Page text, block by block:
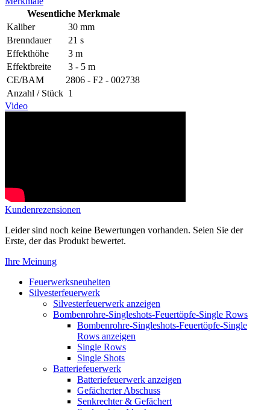
Wesentliche Merkmale
Kaliber
30 mm
Brenndauer
21 s
Effekthöhe
3 m
Effektbreite
3 - 5 m
CE/BAM
2806 - F2 - 002738
Anzahl / Stück 1
Video
Kundenrezensionen
Leider sind noch keine Bewertungen vorhanden. Seien Sie der
Erste, der das Produkt bewertet.
Ihre Meinung
Feuerwerksneuheiten
Silvesterfeuerwerk
Silvesterfeuerwerk anzeigen
Bombenrohre-Singleshots-Feuertöpfe-Single Rows
Bombenrohre-Singleshots-Feuertöpfe-Single
Rows anzeigen
Single Rows
Single Shots
Batteriefeuerwerk
Batteriefeuerwerk anzeigen
Gefächerter Abschuss
Senkrechter & Gefächert